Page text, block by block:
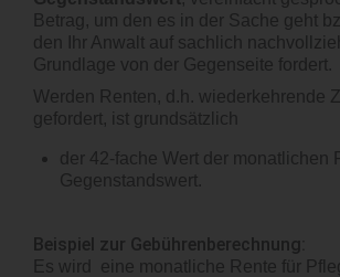
Betrag, um den es in der Sache geht
den Ihr Anwalt auf sachlich
Grundlage von der Gegenseite fordert.
Werden Renten, d.h. wiederkehrende
gefordert, ist grundsätzlich
der 42-fache Wert der monatlichen
Gegenstandswert.
Beispiel zur Gebührenberechnung:
Es wird eine monatliche Rente für